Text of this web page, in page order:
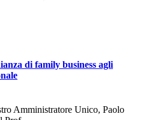
di family business agli
Amministratore Unico, Paolo